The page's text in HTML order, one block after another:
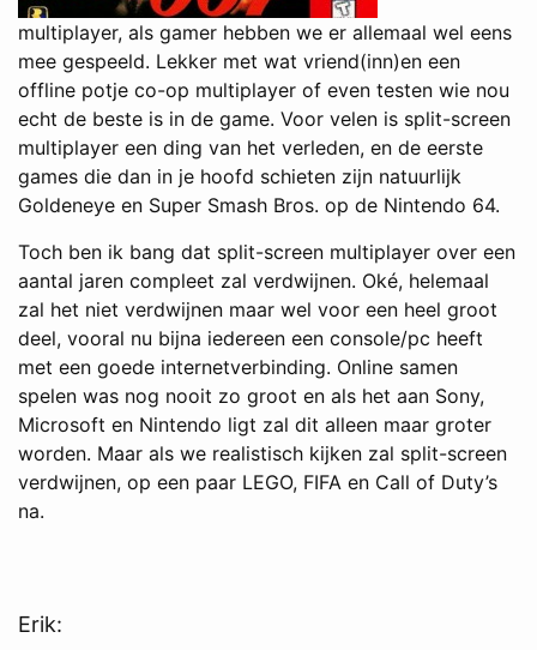
multiplayer, als gamer hebben we er allemaal wel eens
mee gespeeld. Lekker met wat vriend(inn)en een
offline potje co-op multiplayer of even testen wie nou
echt de beste is in de game. Voor velen is split-screen
multiplayer een ding van het verleden, en de eerste
games die dan in je hoofd schieten zijn natuurlijk
Goldeneye en Super Smash Bros. op de Nintendo 64.
Toch ben ik bang dat split-screen multiplayer over een
aantal jaren compleet zal verdwijnen. Oké, helemaal
zal het niet verdwijnen maar wel voor een heel groot
deel, vooral nu bijna iedereen een console/pc heeft
met een goede internetverbinding. Online samen
spelen was nog nooit zo groot en als het aan Sony,
Microsoft en Nintendo ligt zal dit alleen maar groter
worden. Maar als we realistisch kijken zal split-screen
verdwijnen, op een paar LEGO, FIFA en Call of Duty’s
na.
Erik: